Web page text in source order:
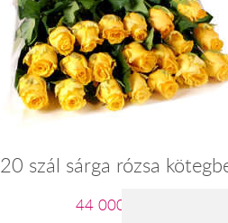
20 szál sárga rózsa
44 000 Ft-tól